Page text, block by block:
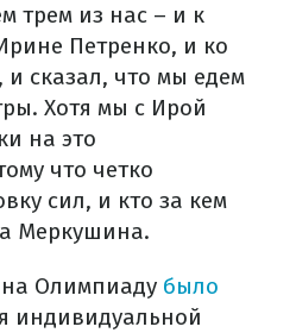
трем из нас – и к
Петренко, и ко
сказал, что мы едем
Хотя мы с Ирой
на это
что четко
сил, и кто за кем
Меркушина.
Олимпиаду было
индивидуальной